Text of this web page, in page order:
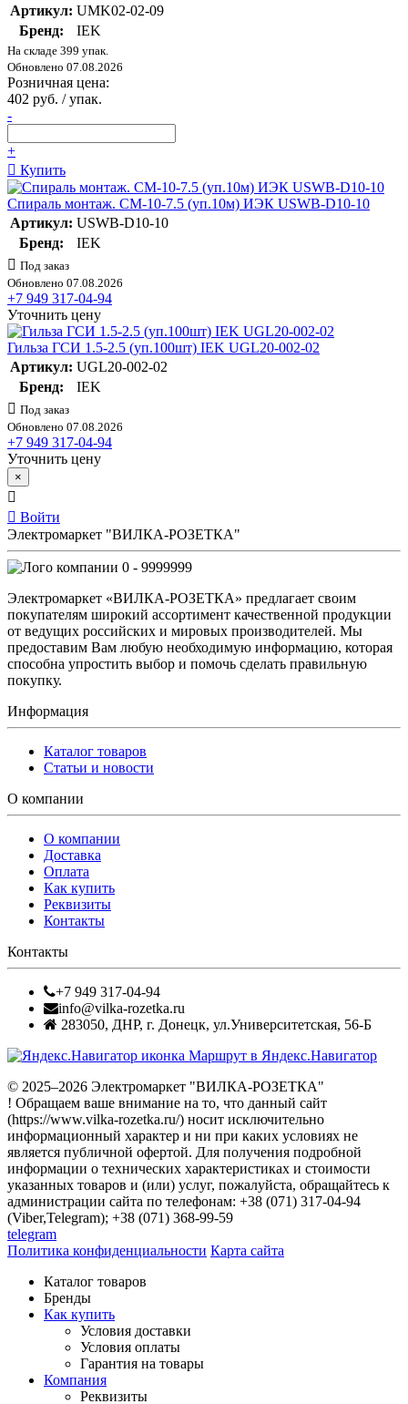
Артикул: UMK02-02-09
Бренд:
IEK
На складе 399 упак.
Обновлено 07.08.2026
Розничная цена:
402 руб. / упак.
-
+
Купить
Спираль монтаж. СМ-10-7.5 (уп.10м) ИЭК USWB-D10-10
Артикул: USWB-D10-10
Бренд:
IEK
Под заказ
Обновлено 07.08.2026
+7 949 317-04-94
Уточнить цену
Гильза ГСИ 1.5-2.5 (уп.100шт) IEK UGL20-002-02
Артикул: UGL20-002-02
Бренд:
IEK
Под заказ
Обновлено 07.08.2026
+7 949 317-04-94
Уточнить цену
×
Войти
Электромаркет "ВИЛКА-РОЗЕТКА"
0 - 9999999
Электромаркет «ВИЛКА-РОЗЕТКА» предлагает своим
покупателям широкий ассортимент качественной продукции
от ведущих российских и мировых производителей. Мы
предоставим Вам любую необходимую информацию, которая
способна упростить выбор и помочь сделать правильную
покупку.
Информация
Каталог товаров
Статьи и новости
О компании
О компании
Доставка
Оплата
Как купить
Реквизиты
Контакты
Контакты
+7 949 317-04-94
info@vilka-rozetka.ru
283050, ДНР, г. Донецк, ул.Университетская, 56-Б
Маршрут в Яндекс.Навигатор
© 2025–2026 Электромаркет "ВИЛКА-РОЗЕТКА"
! Обращаем ваше внимание на то, что данный сайт
(https://www.vilka-rozetka.ru/) носит исключительно
информационный характер и ни при каких условиях не
является публичной офертой. Для получения подробной
информации о технических характеристиках и стоимости
указанных товаров и (или) услуг, пожалуйста, обращайтесь к
администрации сайта по телефонам: +38 (071) 317-04-94
(Viber,Telegram); +38 (071) 368-99-59
telegram
Политика конфиденциальности Карта сайта
Каталог товаров
Бренды
Как купить
Условия доставки
Условия оплаты
Гарантия на товары
Компания
Реквизиты